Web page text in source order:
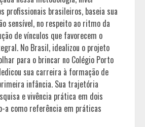
profissionais brasileiros, baseia sua
sensível, no respeito ao ritmo da
de vínculos que favorecem o
No Brasil, idealizou o projeto
para o brincar no Colégio Porto
sua carreira à formação de
infância. Sua trajetória
e vivência prática em dois
a como referência em práticas